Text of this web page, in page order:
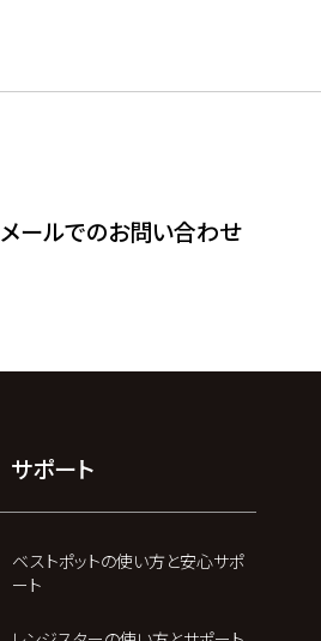
メールでのお問い合わせ
サポート
ベストポットの使い方と安心サポ
ート